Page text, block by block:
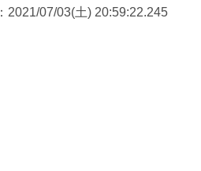
：2021/07/03(土) 20:59:22.245